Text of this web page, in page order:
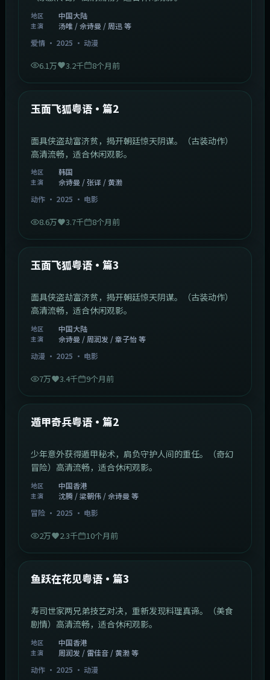
地区 中国大陆
主演
汤唯 / 佘诗曼 / 周迅 等
爱情· 2025 · 动漫
6.1万 3.2千 8个月前
最新
玉面飞狐粤语·篇2
面具侠盗劫富济贫，揭开朝廷惊天阴谋。（古装动作）
高清流畅，适合休闲观影。
地区 韩国
主演
佘诗曼 / 张译 / 黄渤
动作· 2025 · 电影
8.6万 3.7千 8个月前
最新
玉面飞狐粤语·篇3
面具侠盗劫富济贫，揭开朝廷惊天阴谋。（古装动作）
高清流畅，适合休闲观影。
地区 中国大陆
主演
佘诗曼 / 周润发 / 章子怡 等
动漫 · 2025 · 电影
7万 3.4千 9个月前
最新
遁甲奇兵粤语·篇2
少年意外获得遁甲秘术，肩负守护人间的重任。（奇幻
冒险）高清流畅，适合休闲观影。
地区 中国香港
主演
沈腾 / 梁朝伟 / 佘诗曼 等
冒险· 2025 · 电影
2万 2.3千 10个月前
最新
鱼跃在花见粤语·篇3
寿司世家两兄弟技艺对决，重新发现料理真谛。（美食
剧情）高清流畅，适合休闲观影。
地区 中国香港
主演
周润发 / 雷佳音 / 黄渤 等
动作· 2025 · 动漫